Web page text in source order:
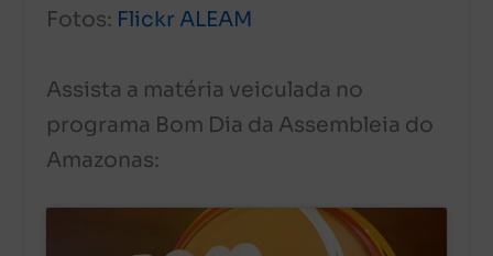
Fotos: Flickr ALEAM
Assista a matéria veiculada no
programa Bom Dia da Assembleia do
Amazonas: